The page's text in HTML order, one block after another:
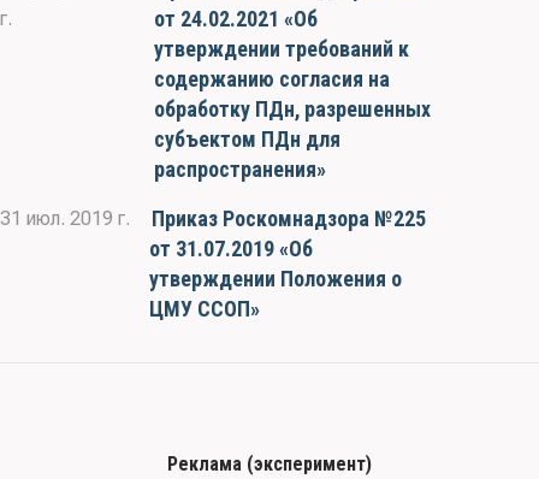
г.
от 24.02.2021 «Об
утверждении требований к
содержанию согласия на
обработку ПДн, разрешенных
субъектом ПДн для
распространения»
31 июл. 2019 г.
Приказ Роскомнадзора №225
от 31.07.2019 «Об
утверждении Положения о
ЦМУ ССОП»
Реклама (эксперимент)